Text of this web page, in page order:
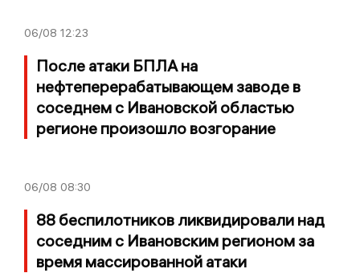
06/08 12:23
После атаки БПЛА на
нефтеперерабатывающем заводе в
соседнем с Ивановской областью
регионе произошло возгорание
06/08 08:30
88 беспилотников ликвидировали над
соседним с Ивановским регионом за
время массированной атаки